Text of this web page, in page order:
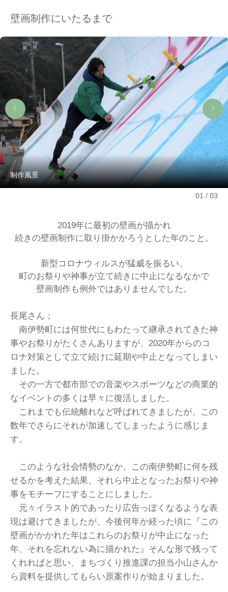
壁画制作にいたるまで
制作風景
01 03
2019年に最初の壁画が描かれ
続きの壁画制作に取り掛かかろうとした年のこと。
新型コロナウィルスが猛威を振るい、
町のお祭りや神事が立て続きに中止になるなかで
壁画制作も例外ではありませんでした。
長尾さん；
南伊勢町には何世代にもわたって継承されてきた神
事やお祭りがたくさんありますが、2020年からのコ
ロナ対策として立て続けに延期や中止となってしまい
ました。
その一方で都市部での音楽やスポーツなどの商業的
なイベントの多くは早々に復活しました。
これまでも伝統離れなど呼ばれてきましたが、この
数年でさらにそれが加速してしまったように感じま
す。
このような社会情勢のなか、この南伊勢町に何を残
せるかを考えた結果、それら中止となったお祭りや神
事をモチーフにすることにしました。
元々イラスト的であったり広告っぽくなるような表
現は避けてきましたが、今後何年か経った頃に『この
壁画がかかれた年はこれらのお祭りが中止になった
年、それを忘れない為に描かれた』そんな形で残って
くれればと思い、まちづくり推進課の担当小山さんか
ら資料を提供してもらい原案作りが始まりました。